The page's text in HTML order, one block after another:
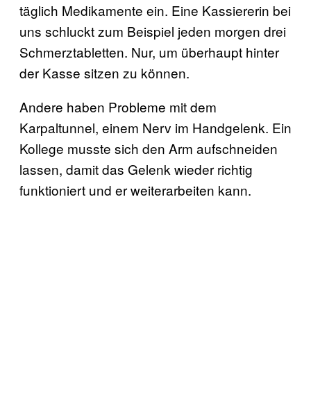
täglich Medikamente ein. Eine Kassiererin bei
uns schluckt zum Beispiel jeden morgen drei
Schmerztabletten. Nur, um überhaupt hinter
der Kasse sitzen zu können.
Andere haben Probleme mit dem
Karpaltunnel, einem Nerv im Handgelenk. Ein
Kollege musste sich den Arm aufschneiden
lassen, damit das Gelenk wieder richtig
funktioniert und er weiterarbeiten kann.